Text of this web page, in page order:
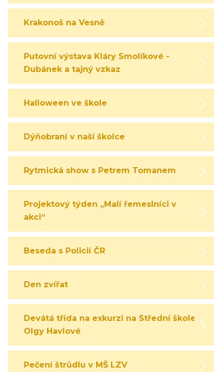
Krakonoš na Vesně
Putovní výstava Kláry Smolíkové -
Dubánek a tajný vzkaz
Halloween ve škole
Dýňobraní v naší školce
Rytmická show s Petrem Tomanem
Projektový týden „Malí řemeslníci v
akci“
Beseda s Policií ČR
Den zvířat
Devátá třída na exkurzi na Střední škole
Olgy Havlové
Pečení štrůdlu v MŠ LZV